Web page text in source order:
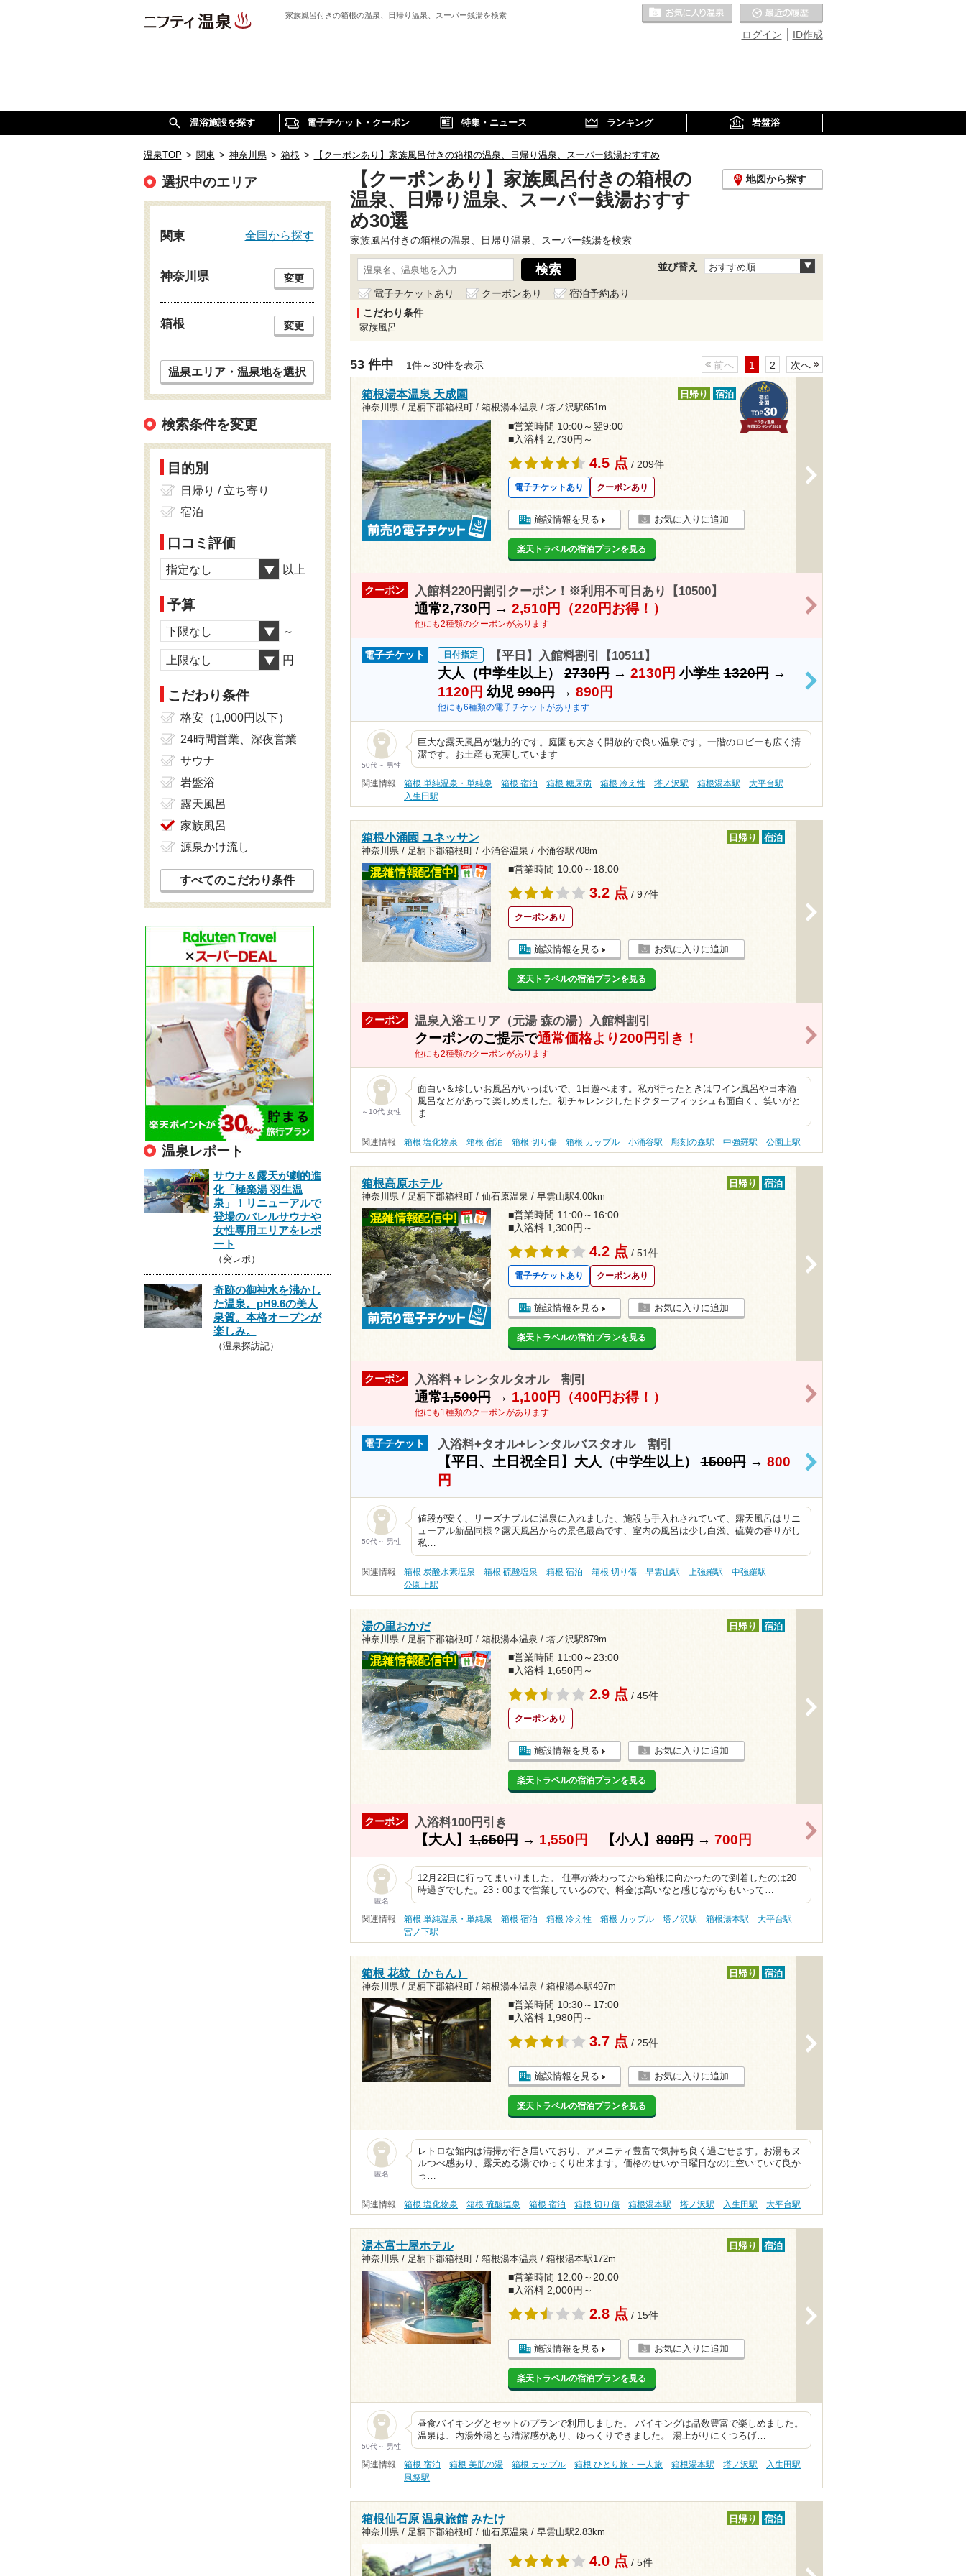
家族風呂付きの箱根の温泉、日帰り温泉、スーパー銭湯を検索
ID作成
ログイン
お気に入りの温泉
温浴施設を探す 電子チケット・クーポン 特集・ニュース ランキング 岩盤浴
温泉TOP > 関東 > 神奈川県 > 箱根 > 【クーポンあり】家族風呂付きの箱根の温泉、日帰り温泉、スーパー銭湯おすすめ
【クーポンあり】家族風呂付きの箱根の
温泉、日帰り温泉、スーパー銭湯おすす
め30選
地図から探す
家族風呂付きの箱根の温泉、日帰り温泉、スーパー銭湯を検索
並び替え おすすめ順
電子チケットあり クーポンあり
宿泊予約あり
こだわり条件
家族風呂
53 件中 1件～30件を表示 前へ 1 2 次へ
箱根湯本温泉 天成園
神奈川県 / 足柄下郡箱根町 / 箱根湯本温泉 / 塔ノ沢駅651m
日帰り 宿泊
■営業時間 10:00～翌9:00
■入浴料 2,730円～
4.5 点 / 209件
電子チケットあり クーポンあり
施設情報を見る お気に入りに追加
楽天トラベルの宿泊プランを見る
クーポン 入館料220円割引クーポン！※利用不可日あり【10500】
通常2,730円→ 2,510円（220円お得！）
他にも2種類のクーポンがあります
電子チケット 日付指定 【平日】入館料割引【10511】
大人（中学生以上）2730円→ 2130円 小学生1320円→
1120円 幼児990円→ 890円
他にも6種類の電子チケットがあります
>
50代～ 男性
巨大な露天風呂が魅力的です。庭園も大きく開放的で良い温泉です。一階のロビーも広く清
潔です。お土産も充実しています
関連情報 箱根 単純温泉・単純泉 箱根 宿泊 箱根 糖尿病 箱根 冷え性 塔ノ沢駅 箱根湯本駅
大平台駅
入生田駅
箱根小涌園 ユネッサン
神奈川県 / 足柄下郡箱根町 / 小涌谷温泉 / 小涌谷駅708m
日帰り 宿泊
■営業時間 10:00～18:00
3.2 点 / 97件
クーポンあり
施設情報を見る お気に入りに追加
楽天トラベルの宿泊プランを見る
クーポン 温泉入浴エリア（元湯 森の湯）入館料割引
クーポンのご提示で通常価格より200円引き！
他にも2種類のクーポンがあります
～10代 女性
面白い＆珍しいお風呂がいっぱいで、1日遊べます。私が行ったときはワイン風呂や日本酒
風呂などがあって楽しめました。初チャレンジしたドクターフィッシュも面白く、笑いがと
ま…
関連情報 箱根 塩化物泉 箱根 宿泊 箱根 切り傷 箱根 カップル 小涌谷駅 彫刻の森駅 中強羅駅 公園上駅
箱根高原ホテル
神奈川県 / 足柄下郡箱根町 / 仙石原温泉 / 早雲山駅4.00km
日帰り 宿泊
■営業時間 11:00～16:00
■入浴料 1,300円～
4.2 点 / 51件
電子チケットあり クーポンあり
施設情報を見る お気に入りに追加
楽天トラベルの宿泊プランを見る
クーポン 入浴料＋レンタルタオル 割引
通常1,500円→ 1,100円（400円お得！）
他にも1種類のクーポンがあります
電子チケット 入浴料+タオル+レンタルバスタオル 割引
【平日、土日祝全日】大人（中学生以上）1500円→ 800
円
>
50代～ 男性
値段が安く、リーズナブルに温泉に入れました、施設も手入れされていて、露天風呂はリニ
ューアル新品同様？露天風呂からの景色最高です、室内の風呂は少し白濁、硫黄の香りがし
私…
関連情報 箱根 炭酸水素塩泉 箱根 硫酸塩泉 箱根 宿泊 箱根 切り傷 早雲山駅 上強羅駅
中強羅駅
公園上駅
湯の里おかだ
神奈川県 / 足柄下郡箱根町 / 箱根湯本温泉 / 塔ノ沢駅879m
日帰り 宿泊
■営業時間 11:00～23:00
■入浴料 1,650円～
2.9 点 / 45件
クーポンあり
施設情報を見る お気に入りに追加
楽天トラベルの宿泊プランを見る
クーポン 入浴料100円引き
【大人】1,650円→ 1,550円 【小人】800円→ 700円
匿名
12月22日に行ってまいりました。 仕事が終わってから箱根に向かったので到着したのは20
時過ぎでした。23：00まで営業しているので、料金は高いなと感じながらもいって…
関連情報 箱根 単純温泉・単純泉 箱根 宿泊 箱根 冷え性 箱根 カップル 塔ノ沢駅 箱根湯本駅
大平台駅
宮ノ下駅
箱根 花紋（かもん）
神奈川県 / 足柄下郡箱根町 / 箱根湯本温泉 / 箱根湯本駅497m
日帰り 宿泊
■営業時間 10:30～17:00
■入浴料 1,980円～
3.7 点 / 25件
施設情報を見る お気に入りに追加
楽天トラベルの宿泊プランを見る
匿名
レトロな館内は清掃が行き届いており、アメニティ豊富で気持ち良く過ごせます。お湯もヌ
ルつべ感あり、露天ぬる湯でゆっくり出来ます。価格のせいか日曜日なのに空いていて良か
っ…
関連情報 箱根 塩化物泉 箱根 硫酸塩泉 箱根 宿泊 箱根 切り傷 箱根湯本駅 塔ノ沢駅 入生田駅 大平台駅
湯本富士屋ホテル
神奈川県 / 足柄下郡箱根町 / 箱根湯本温泉 / 箱根湯本駅172m
日帰り 宿泊
■営業時間 12:00～20:00
■入浴料 2,000円～
2.8 点 / 15件
施設情報を見る お気に入りに追加
楽天トラベルの宿泊プランを見る
50代～ 男性
昼食バイキングとセットのプランで利用しました。 バイキングは品数豊富で楽しめました。
温泉は、内湯外湯とも清潔感があり、ゆっくりできました。 湯上がりにくつろげ…
関連情報 箱根 宿泊 箱根 美肌の湯 箱根 カップル 箱根 ひとり旅・一人旅 箱根湯本駅 塔ノ沢駅
入生田駅
風祭駅
箱根仙石原 温泉旅館 みたけ
神奈川県 / 足柄下郡箱根町 / 仙石原温泉 / 早雲山駅2.83km
日帰り 宿泊
4.0 点 / 5件
選択中のエリア
関東 全国から探す
神奈川県 変更
箱根 変更
温泉エリア・温泉地を選択
検索条件を変更
目的別
日帰り / 立ち寄り
宿泊
口コミ評価
指定なし 以上
予算
下限なし ～
上限なし 円
こだわり条件
格安（1,000円以下）
24時間営業、深夜営業
サウナ
岩盤浴
露天風呂
家族風呂
源泉かけ流し
すべてのこだわり条件
温泉レポート
サウナ＆露天が劇的進
化「極楽湯 羽生温
泉」！リニューアルで
登場のバレルサウナや
女性専用エリアをレポ
ート
（突レポ）
奇跡の御神水を沸かし
た温泉。pH9.6の美人
泉質。本格オープンが
楽しみ。
（温泉探訪記）